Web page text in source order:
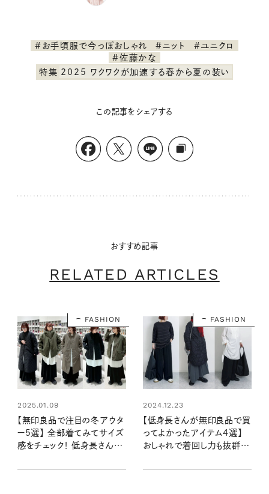
#お手頃服で今っぽおしゃれ #ニット
#ユニクロ
#佐藤かな
特集 2025 ワクワクが加速する春から夏の装い
この記事をシェアする
おすすめ記事
RELATED ARTICLES
FASHION
2025.01.09
【無印良品で注目の冬アウタ
ー5選】 全部着てみてサイズ
感をチェック！ 低身長さんが
FASHION
2024.12.23
【低身長さんが無印良品で買
ってよかったアイテム4選】
おしゃれで着回し力も抜群な